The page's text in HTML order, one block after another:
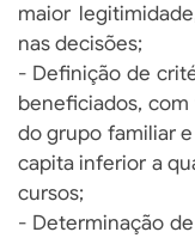
maior
nas decisões;
- Definição de
beneficiados,
do grupo familiar
capita inferior a
cursos;
- Determinação